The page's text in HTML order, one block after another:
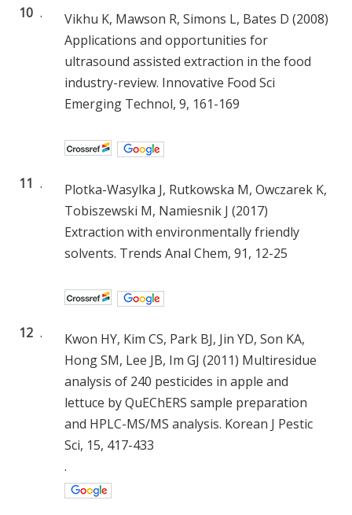
10 .
Vikhu K, Mawson R, Simons L, Bates D (2008)
Applications and opportunities for
ultrasound assisted extraction in the food
industry-review. Innovative Food Sci
Emerging Technol, 9, 161-169
11 .
Plotka-Wasylka J, Rutkowska M, Owczarek K,
Tobiszewski M, Namiesnik J (2017)
Extraction with environmentally friendly
solvents. Trends Anal Chem, 91, 12-25
12 .
Kwon HY, Kim CS, Park BJ, Jin YD, Son KA,
Hong SM, Lee JB, Im GJ (2011) Multiresidue
analysis of 240 pesticides in apple and
lettuce by QuEChERS sample preparation
and HPLC-MS/MS analysis. Korean J Pestic
Sci, 15, 417-433
.